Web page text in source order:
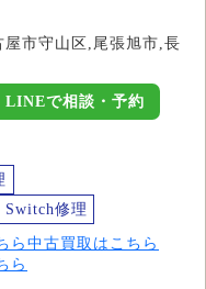
市守山区,尾張旭市,長
LINEで相談・予約
Switch修理
ら 中古買取はこちら
ら